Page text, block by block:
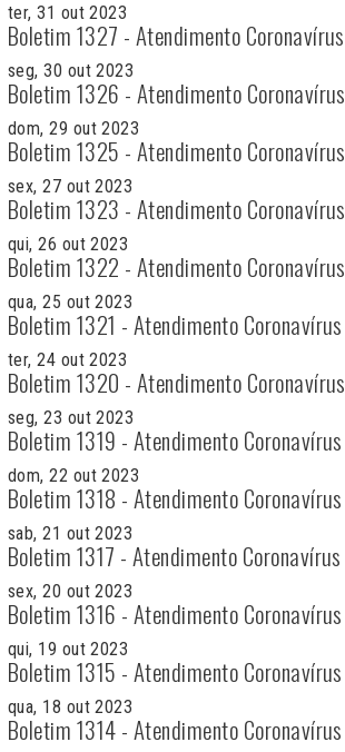
ter, 31 out 2023
Boletim 1327 - Atendimento Coronavírus
seg, 30 out 2023
Boletim 1326 - Atendimento Coronavírus
dom, 29 out 2023
Boletim 1325 - Atendimento Coronavírus
sex, 27 out 2023
Boletim 1323 - Atendimento Coronavírus
qui, 26 out 2023
Boletim 1322 - Atendimento Coronavírus
qua, 25 out 2023
Boletim 1321 - Atendimento Coronavírus
ter, 24 out 2023
Boletim 1320 - Atendimento Coronavírus
seg, 23 out 2023
Boletim 1319 - Atendimento Coronavírus
dom, 22 out 2023
Boletim 1318 - Atendimento Coronavírus
sab, 21 out 2023
Boletim 1317 - Atendimento Coronavírus
sex, 20 out 2023
Boletim 1316 - Atendimento Coronavírus
qui, 19 out 2023
Boletim 1315 - Atendimento Coronavírus
qua, 18 out 2023
Boletim 1314 - Atendimento Coronavírus